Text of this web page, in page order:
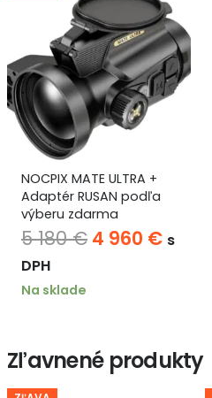
HIKMICRO Thunder
Zoom TQ60Z 2.0
3 206€ s DPH
Skladom u
dodávateľa, dostupné
do 3 dní
Zľavnené produkty